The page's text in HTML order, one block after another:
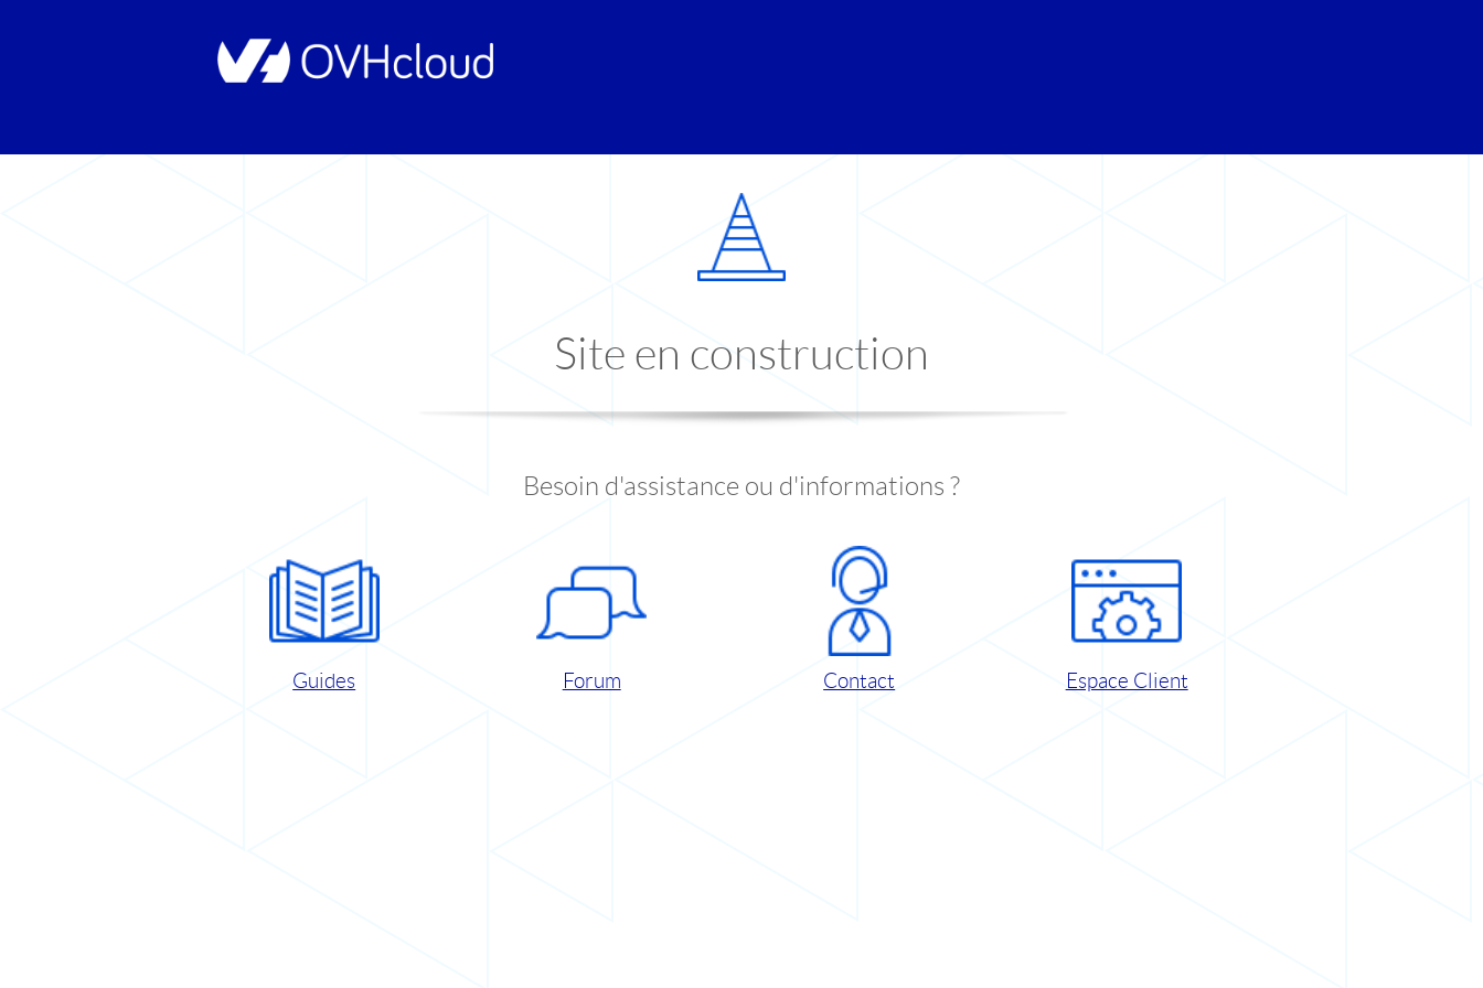
Site en construction
Besoin d'assistance ou d'informations ?
Guides Forum Contact Espace Client